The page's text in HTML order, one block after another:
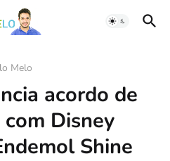
Melo
acordo de
Disney
Shine